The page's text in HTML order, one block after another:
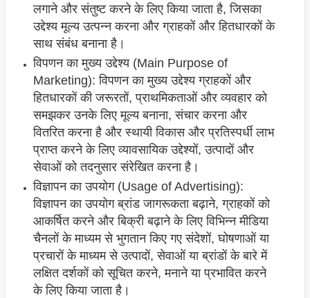
लगाने और संतुष्ट करने के लिए किया जाता है, जिसका
उद्देश्य मूल्य उत्पन्न करना और ग्राहकों और हितधारकों के
साथ संबंध बनाना है।
विपणन का मुख्य उद्देश्य (Main Purpose of
Marketing): विपणन का मुख्य उद्देश्य ग्राहकों और
हितधारकों की जरूरतों, प्राथमिकताओं और व्यवहार को
समझकर उनके लिए मूल्य बनाना, संचार करना और
वितरित करना है और स्थायी विकास और प्रतिस्पर्धी लाभ
प्राप्त करने के लिए व्यावसायिक उद्देश्यों, उत्पादों और
सेवाओं को तदनुसार संरेखित करना है।
विज्ञापन का उपयोग (Usage of Advertising):
विज्ञापन का उपयोग ब्रांड जागरूकता बढ़ाने, ग्राहकों को
आकर्षित करने और बिक्री बढ़ाने के लिए विभिन्न मीडिया
चैनलों के माध्यम से भुगतान किए गए संदेशों, घोषणाओं या
प्रचारों के माध्यम से उत्पादों, सेवाओं या ब्रांडों के बारे में
लक्षित दर्शकों को सूचित करने, मनाने या प्रभावित करने
के लिए किया जाता है।